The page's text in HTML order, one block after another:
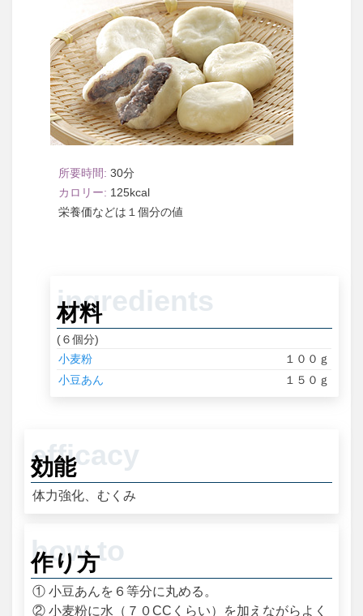
30
125
１個分
材料
(６個分)
小麦粉
１００ｇ
小豆あん
１５０ｇ
効能
体力強化、むくみ
作り方
① 小豆あんを６等分に丸める。
② 小麦粉に水（７０CCくらい）を加えながらよく